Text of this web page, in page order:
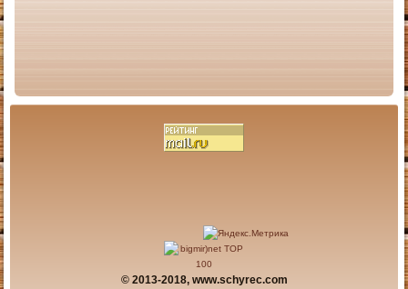
© 2013-2018, www.schyrec.com